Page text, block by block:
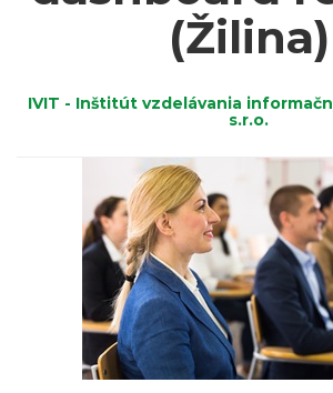
(Žilina)
IVIT - Inštitút vzdelávania
s.r.o.